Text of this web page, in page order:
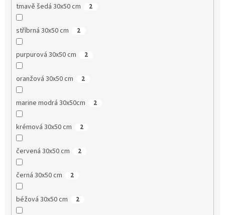
tmavě šedá 30x50 cm 2
stříbrná 30x50 cm 2
purpurová 30x50 cm 2
oranžová 30x50 cm 2
marine modrá 30x50cm 2
krémová 30x50 cm 2
červená 30x50 cm 2
černá 30x50 cm 2
béžová 30x50 cm 2